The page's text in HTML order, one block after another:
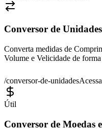
Conversor de
Converta medidas de
Volume e Velicidade de
/conversor-de-unidades
Útil
Conversor de Moedas